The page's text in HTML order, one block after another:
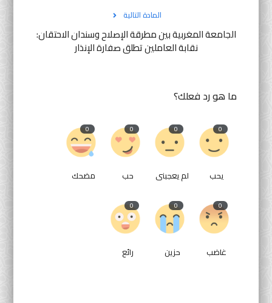
المادة التالية
الجامعة المغربية بين مطرقة الإصلاح وسندان الاحتقان:
نقابة العاملين تطلق صفارة الإنذار
ما هو رد فعلك؟
0
يحب
0
لم يعجبنى
0
حب
0
مضحك
0
غاضب
0
حزين
0
رائع